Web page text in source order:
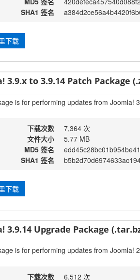
SHA1 签名
下载
3.9.x to 3.9.14 Patch Package
is for performing updates from Joomla!
下载次数
7,364 次
文件大小
5.77 MB
MD5 签名
SHA1 签名
下载
3.9.14 Upgrade Package
is for performing updates from Joomla!
下载次数 6,512 次